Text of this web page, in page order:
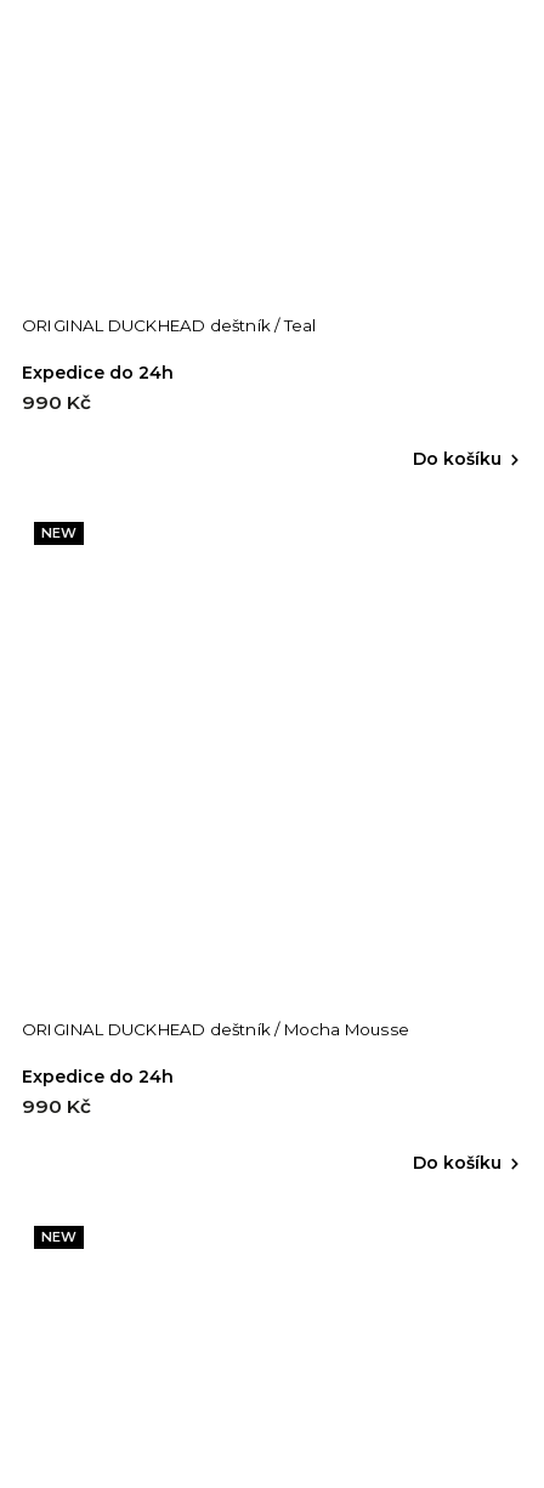
ORIGINAL DUCKHEAD deštník / Teal
Expedice do 24h
990 Kč
Do košíku
NEW
ORIGINAL DUCKHEAD deštník / Mocha Mousse
Expedice do 24h
990 Kč
Do košíku
NEW